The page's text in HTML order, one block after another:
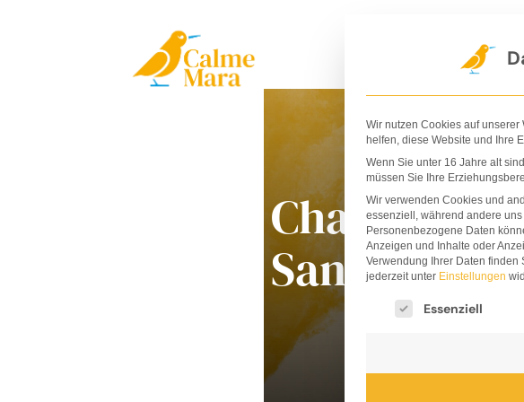
Der Verlag
Charles
Santoso
Wir nutzen Cookies auf
helfen, diese Website und Ihre
Wenn Sie unter 16 Jahre alt
müssen Sie Ihre
Wir verwenden Cookies und
essenziell, während andere
Personenbezogene Daten
Anzeigen und Inhalte oder
Verwendung Ihrer Daten finden
jederzeit unter Einstellungen
Es folgt eine Liste
Essenziell